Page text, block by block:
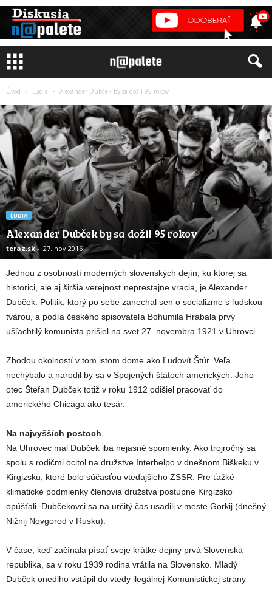
Úvod Ľudia Alexander Dubček by sa dožil 95 rokov
ĽUDIA
Alexander Dubček by sa dožil 95 rokov
teraz.sk- 27. nov 2016
Jednou z osobností moderných slovenských dejín, ku ktorej sa
historici, ale aj širšia verejnosť neprestajne vracia, je Alexander
Dubček. Politik, ktorý po sebe zanechal sen o socializme s ľudskou
tvárou, a podľa českého spisovateľa Bohumila Hrabala prvý
ušľachtilý komunista prišiel na svet 27. novembra 1921 v Uhrovci.
Zhodou okolností v tom istom dome ako Ľudovít Štúr. Veľa
nechýbalo a narodil by sa v Spojených štátoch amerických. Jeho
otec Štefan Dubček totiž v roku 1912 odišiel pracovať do
amerického Chicaga ako tesár.
Na najvyšších postoch
Na Uhrovec mal Dubček iba nejasné spomienky. Ako trojročný sa
spolu s rodičmi ocitol na družstve Interhelpo v dnešnom Biškeku v
Kirgizsku, ktoré bolo súčasťou vtedajšieho ZSSR. Pre ťažké
klimatické podmienky členovia družstva postupne Kirgizsko
opúšťali. Dubčekovci sa na určitý čas usadili v meste Gorkij (dnešný
Nižnij Novgorod v Rusku).
V čase, keď začínala písať svoje krátke dejiny prvá Slovenská
republika, sa v roku 1939 rodina vrátila na Slovensko. Mladý
Dubček onedlho vstúpil do vtedy ilegálnej Komunistickej strany